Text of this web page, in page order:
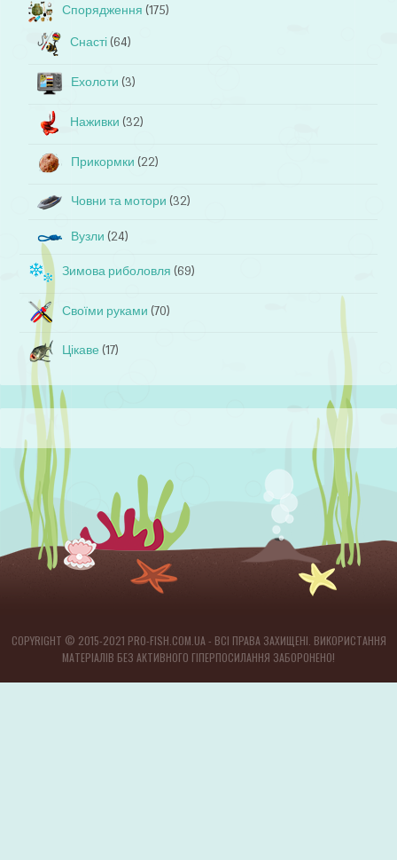
Спорядження (175)
Снасті (64)
Ехолоти (3)
Наживки (32)
Прикормки (22)
Човни та мотори (32)
Вузли (24)
Зимова риболовля (69)
Своїми руками (70)
Цікаве (17)
COPYRIGHT © 2015-2021 PRO-FISH.COM.UA - ВСІ ПРАВА ЗАХИЩЕНІ. ВИКОРИСТАННЯ
МАТЕРІАЛІВ БЕЗ АКТИВНОГО ГІПЕРПОСИЛАННЯ ЗАБОРОНЕНО!